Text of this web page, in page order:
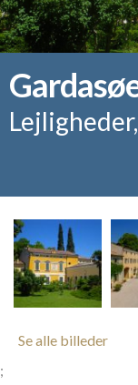
Se alle billeder
;